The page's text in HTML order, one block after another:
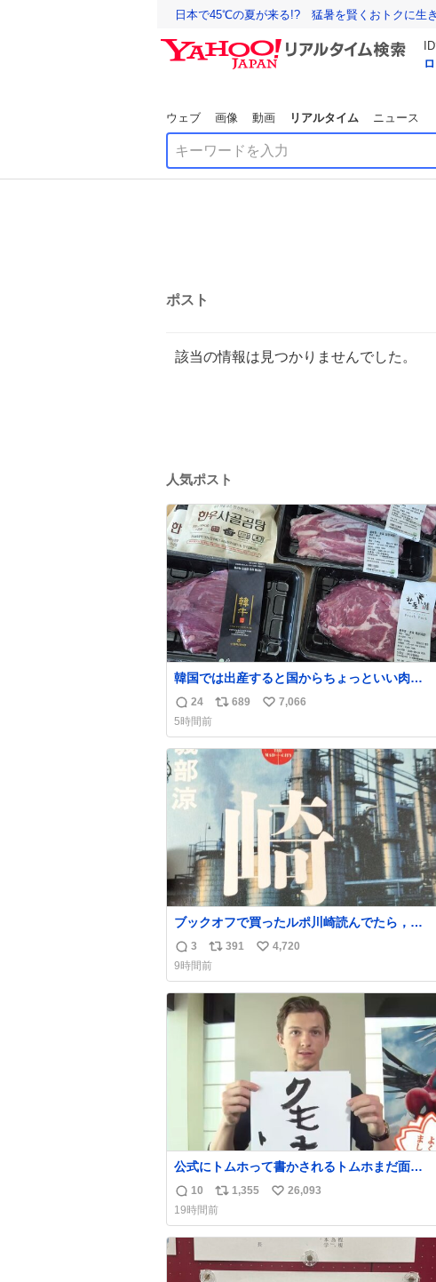
日本で45℃の夏が来る!? 猛暑を賢くおトクに生
ウェブ 画像 動画 リアルタイム ニュース
ポスト
該当の情報は見つかりませんでした。
人気ポスト
韓国では出産すると国からちょっといい肉が
届きます。産褥期に栄養を取れ！！！という
メッセージをビシバシ感じる
返
信
数
24
リ
ス
ト
689
い
ね
数
7,066
5時間前
ブックオフで買ったルポ川崎読んでたら，前
の持ち主がラッパーになる決意をした形跡が
あってウケた
返
信
数
3
リ
ポ
ス
数
391
い
ね
4,720
9時間前
公式にトムホって書かされるトムホまだ面白
い
返
信
数
10
リ
ポ
ス
数
1,355
い
ね
26,093
19時間前